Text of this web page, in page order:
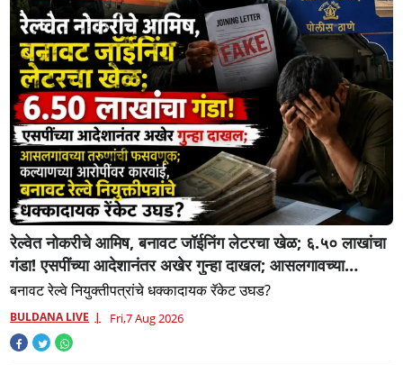
रेल्वेत नोकरीचे आमिष, बनावट जॉईनिंग लेटरचा खेळ; ६.५० लाखांचा
गंडा! एसपींच्या आदेशानंतर अखेर गुन्हा दाखल; आसलगावच्या
तरुणाची फसवणूक; कल्याणच्या आरोपीवर कारवाई,
बनावट रेल्वे नियुक्तीपत्रांचे धक्कादायक रॅकेट उघड?
BULDANA LIVE Fri,7 Aug 2026